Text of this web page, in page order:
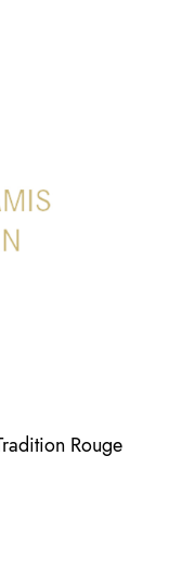
Rouge